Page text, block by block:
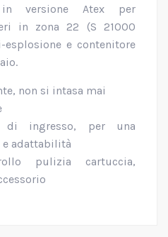
in versione Atex per
in zona 22 (S 21000
esplosione e contenitore
non si intasa mai
di ingresso, per una
adattabilità
pulizia cartuccia,